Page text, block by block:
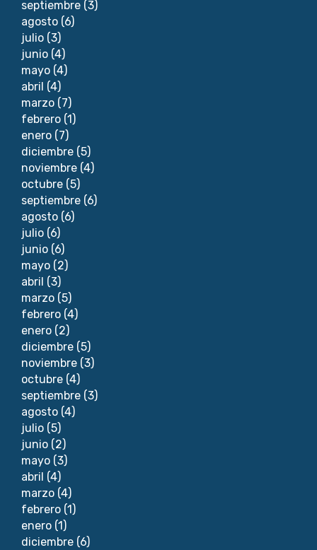
septiembre (3)
agosto (6)
julio (3)
junio (4)
mayo (4)
abril (4)
marzo (7)
febrero (1)
enero (7)
diciembre (5)
noviembre (4)
octubre (5)
septiembre (6)
agosto (6)
julio (6)
junio (6)
mayo (2)
abril (3)
marzo (5)
febrero (4)
enero (2)
diciembre (5)
noviembre (3)
octubre (4)
septiembre (3)
agosto (4)
julio (5)
junio (2)
mayo (3)
abril (4)
marzo (4)
febrero (1)
enero (1)
diciembre (6)